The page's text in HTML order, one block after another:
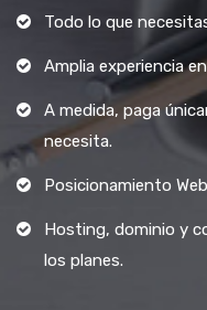
Todo lo que
Amplia experiencia
A medida, paga
necesita.
Posicionamiento
Hosting, dominio y
los planes.